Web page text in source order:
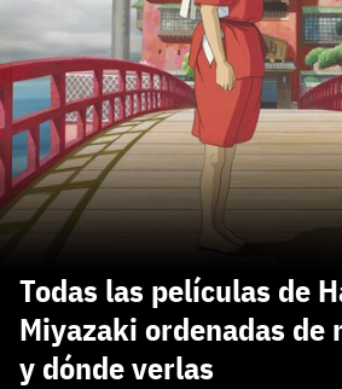
Todas las películas de
Miyazaki ordenadas de
y dónde verlas
¿Todavía no
El inicio de sesión con
disponible, pero puedes
de 3DJuegos:
Recupera tu acceso
carácter inicial), pero no
o caracteres especiales.
He leído y acepto la
de participación
Registrarse en
Entra con